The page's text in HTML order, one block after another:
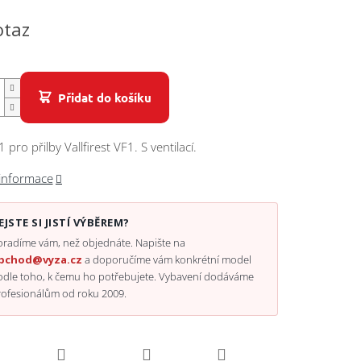
Přidat do košíku
pro přilby Vallfirest VF1. S ventilací.
SI JISTÍ VÝBĚREM?
vám, než objednáte. Napište na
a doporučíme vám konkrétní model
toho, k čemu ho potřebujete. Vybavení dodáváme
od roku 2009.